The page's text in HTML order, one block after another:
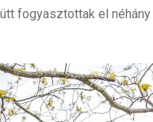
fogyasztottak el